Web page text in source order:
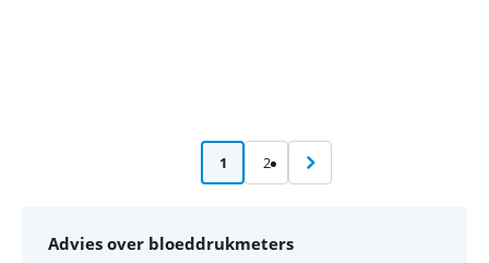
1 2
Advies over bloeddrukmeters